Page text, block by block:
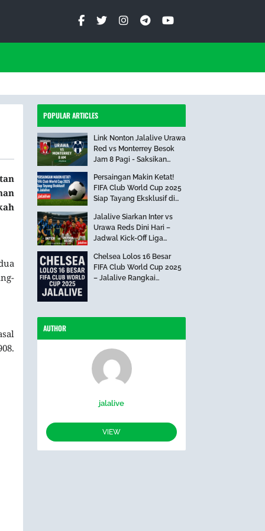
POPULAR ARTICLES
Link Nonton Jalalive Urawa
Red vs Monterrey Besok
Jam 8 Pagi - Saksikan
Persaingan Makin Ketat!
FIFA Club World Cup 2025
Siap Tayang Eksklusif di
Jalalive Siarkan Inter vs
Urawa Reds Dini Hari –
Jadwal Kick-Off Liga
Chelsea Lolos 16 Besar
FIFA Club World Cup 2025
– Jalalive Rangkai
AUTHOR
jalalive
VIEW